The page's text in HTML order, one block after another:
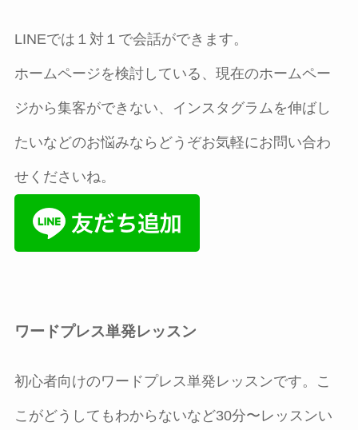
LINEでは１対１で会話ができます。
ホームページを検討している、現在のホームペー
ジから集客ができない、インスタグラムを伸ばし
たいなどのお悩みならどうぞお気軽にお問い合わ
せくださいね。
ワードプレス単発レッスン
初心者向けのワードプレス単発レッスンです。こ
こがどうしてもわからないなど30分〜レッスンい